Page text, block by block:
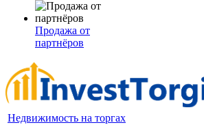
Продажа от
партнёров
Недвижимость на торгах